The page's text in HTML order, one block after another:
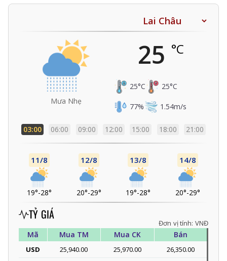
Mưa Nhẹ
25 °C
25°C 25°C
77% 1.54m/s
03:00 06:00 09:00 12:00 15:00 18:00 21:00
11/8
19°-28°
12/8
20°-29°
13/8
19°-28°
14/8
20°-29°
TỶ GIÁ
Đơn vị tính: VNĐ
Mã Mua TM Mua CK Bán
USD 25,940.00 25,970.00
26,350.00